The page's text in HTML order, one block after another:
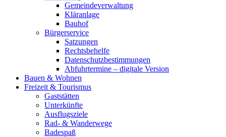
Gemeindeverwaltung
Kläranlage
Bauhof
Bürgerservice
Satzungen
Rechtsbehelfe
Datenschutzbestimmungen
Abfuhrtermine – digitale Version
Bauen & Wohnen
Freizeit & Tourismus
Gaststätten
Unterkünfte
Ausflugsziele
Rad- & Wanderwege
Badespaß